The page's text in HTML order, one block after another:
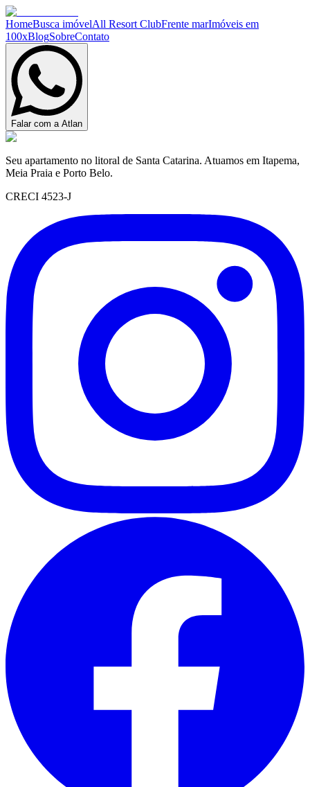
HomeBusca imóvelAll Resort ClubFrente marImóveis em
100xBlogSobreContato
Falar com a Atlan
Seu apartamento no litoral de Santa Catarina. Atuamos em Itapema,
Meia Praia e Porto Belo.
CRECI 4523-J